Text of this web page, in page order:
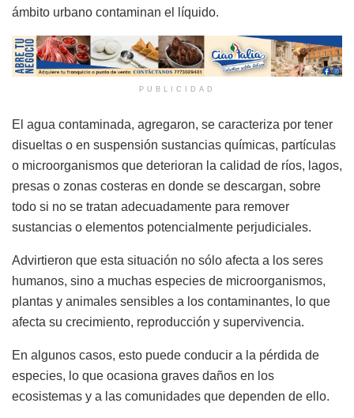
ámbito urbano contaminan el líquido.
PUBLICIDAD
El agua contaminada, agregaron, se caracteriza por tener
disueltas o en suspensión sustancias químicas, partículas
o microorganismos que deterioran la calidad de ríos, lagos,
presas o zonas costeras en donde se descargan, sobre
todo si no se tratan adecuadamente para remover
sustancias o elementos potencialmente perjudiciales.
Advirtieron que esta situación no sólo afecta a los seres
humanos, sino a muchas especies de microorganismos,
plantas y animales sensibles a los contaminantes, lo que
afecta su crecimiento, reproducción y supervivencia.
En algunos casos, esto puede conducir a la pérdida de
especies, lo que ocasiona graves daños en los
ecosistemas y a las comunidades que dependen de ello.